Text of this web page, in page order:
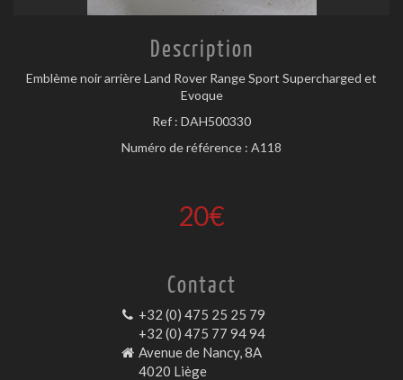
Description
Emblème noir arrière Land Rover Range Sport Supercharged et
Evoque
Ref : DAH500330
Numéro de référence : A118
20€
Contact
+32 (0) 475 25 25 79
+32 (0) 475 77 94 94
Avenue de Nancy, 8A
4020 Liège